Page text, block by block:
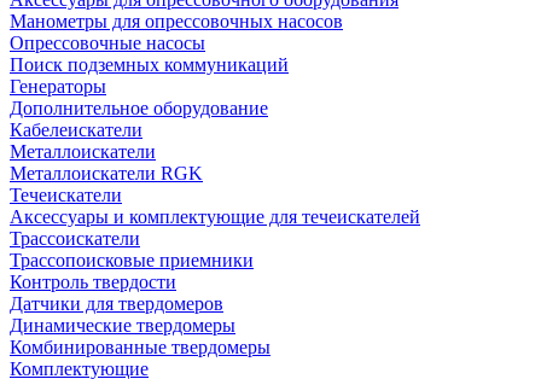
Манометры для опрессовочных насосов
Опрессовочные насосы
Поиск подземных коммуникаций
Генераторы
Дополнительное оборудование
Кабелеискатели
Металлоискатели
Металлоискатели RGK
Течеискатели
Аксессуары и комплектующие для течеискателей
Трассоискатели
Трассопоисковые приемники
Контроль твердости
Датчики для твердомеров
Динамические твердомеры
Комбинированные твердомеры
Комплектующие